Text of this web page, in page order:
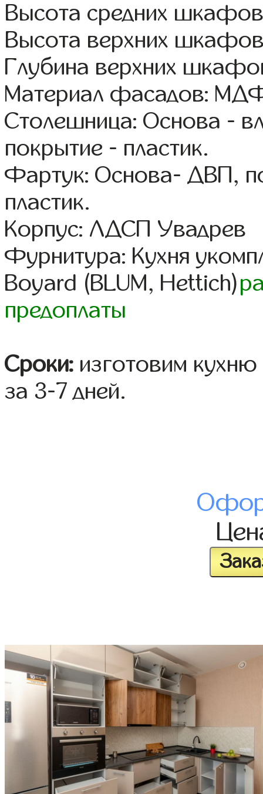
Высота средних
Высота верхних
Глубина верхних
Материал фасадов:
Столешница: Основа -
покрытие - пластик.
Фартук: Основа- ДВП,
пластик.
Корпус: ЛДСП Увадрев
Фурнитура: Кухня
Boyard (BLUM, Hettich)
предоплаты
Сроки: изготовим
за 3-7 дней.